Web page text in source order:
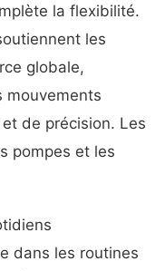
la flexibilité.
les
globale,
mouvements
de précision. Les
pompes et les
dans les routines